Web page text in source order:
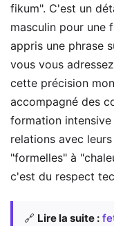
fikum". C'est un
masculin pour une
appris une phrase
vous vous
cette précision
accompagné des
formation intensive
relations avec
"formelles" à
c'est du respect
🔗 Lire la suite :